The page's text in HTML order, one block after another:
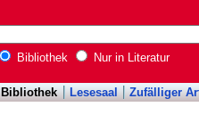
Bibliothek Nur in Literatur
Bibliothek Lesesaal Zufälliger